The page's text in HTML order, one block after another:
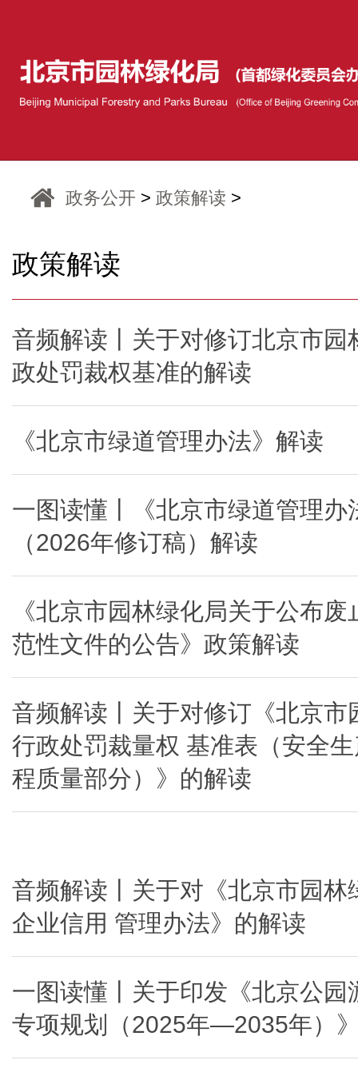
政务公开 >政策解读 >
政策解读
音频解读丨关于对修订北京市园
政处罚裁权基准的解读
《北京市绿道管理办法》解读
一图读懂丨《北京市绿道管理办
（2026年修订稿）解读
《北京市园林绿化局关于公布废
范性文件的公告》政策解读
音频解读丨关于对修订《北京市
行政处罚裁量权 基准表（安全
程质量部分）》的解读
音频解读丨关于对《北京市园林
企业信用 管理办法》的解读
一图读懂丨关于印发《北京公园
专项规划（2025年—2035年）